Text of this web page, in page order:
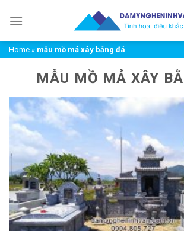
đến
dungHome » mẫu mồ mả xây bằng đá
MẪU MỒ MẢ XÂY